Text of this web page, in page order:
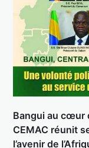
Bangui au cœur
CEMAC réunit
l’avenir de